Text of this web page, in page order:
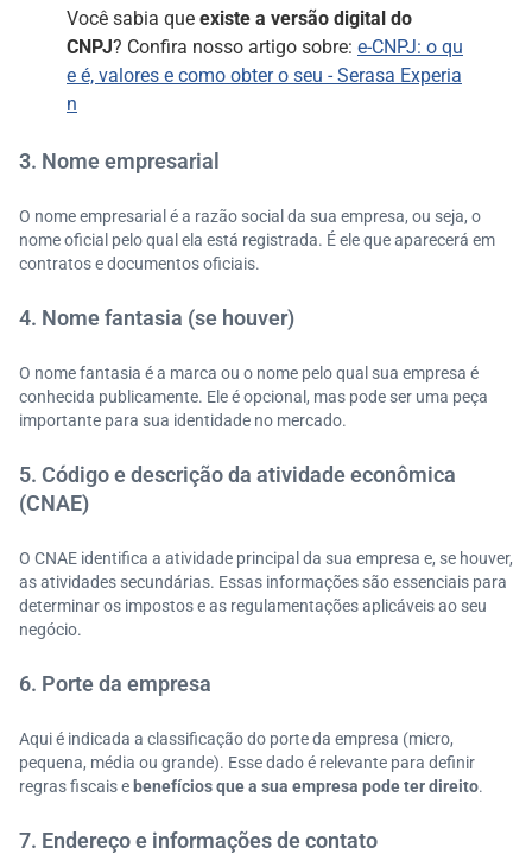
Você sabia que existe a versão digital do
CNPJ? Confira nosso artigo sobre: e-CNPJ: o qu
e é, valores e como obter o seu - Serasa Experia
n
3. Nome empresarial
O nome empresarial é a razão social da sua empresa, ou seja, o
nome oficial pelo qual ela está registrada. É ele que aparecerá em
contratos e documentos oficiais.
4. Nome fantasia (se houver)
O nome fantasia é a marca ou o nome pelo qual sua empresa é
conhecida publicamente. Ele é opcional, mas pode ser uma peça
importante para sua identidade no mercado.
5. Código e descrição da atividade econômica
(CNAE)
O CNAE identifica a atividade principal da sua empresa e, se houver,
as atividades secundárias. Essas informações são essenciais para
determinar os impostos e as regulamentações aplicáveis ao seu
negócio.
6. Porte da empresa
Aqui é indicada a classificação do porte da empresa (micro,
pequena, média ou grande). Esse dado é relevante para definir
regras fiscais e benefícios que a sua empresa pode ter direito.
7. Endereço e informações de contato